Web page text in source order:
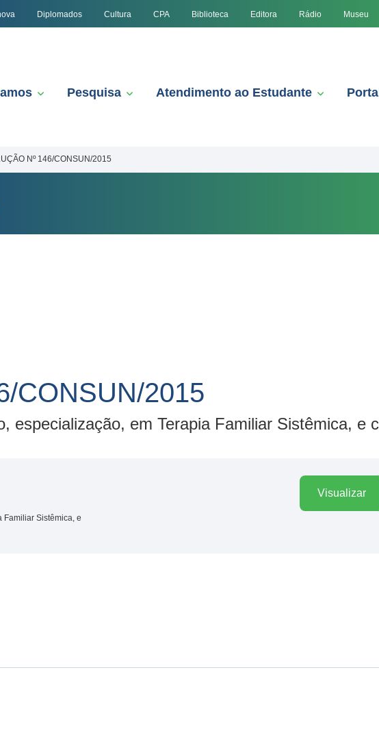
Diplomados Cultura CPA Biblioteca Editora Rádio Museu
Pesquisa Atendimento ao Estudante
Nº 146/CONSUN/2015
CONSUN/2015
especialização, em Terapia Familiar Sistêmica, e
Familiar Sistêmica, e
Visualizar